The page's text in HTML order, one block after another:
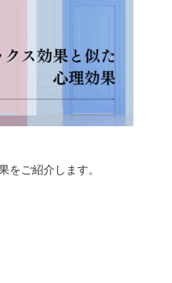
をご紹介します。